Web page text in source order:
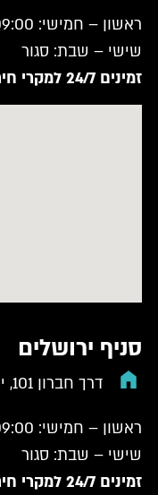
ראשון – חמישי: 09:00 – 20:00
שישי – שבת: סגור
זמינים 24/7 למקרי חירום!
סניף ירושלים
דרך חברון 101, ירושלים
ראשון – חמישי: 09:00 – 20:00
שישי – שבת: סגור
זמינים 24/7 למקרי חירום!